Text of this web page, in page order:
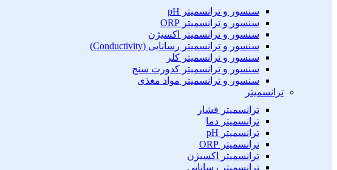
سنسور و ترانسمیتر pH
سنسور و ترانسمیتر ORP
سنسور و ترانسمیتر اکسیژن
سنسور و ترانسمیتر رسانایی (Conductivity)
سنسور و ترانسمیتر کلر
سنسور و ترانسمیتر کدورت سنج
سنسور و ترانسمیتر مواد مغذی
ترانسمیتر
ترانسمیتر فشار
ترانسمیتر دما
ترانسمیتر pH
ترانسمیتر ORP
ترانسمیتر اکسیژن
ترانسمیتر رسانایی